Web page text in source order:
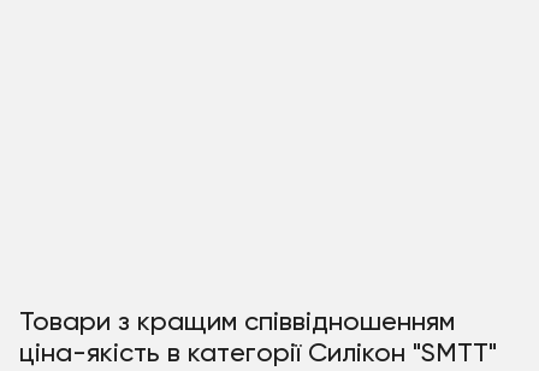
Товари з кращим співвідношенням
ціна-якість в категорії Силікон "SMTT"